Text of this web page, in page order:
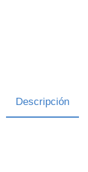
Descripción